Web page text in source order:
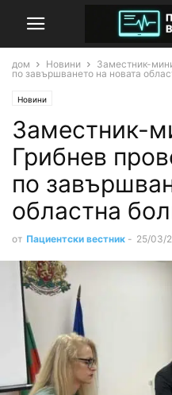
дом Новини
Заместник-
по завършването на новата
Новини
Заместник-
Грибнев
по
областна
от Пациентски вестник - 25/03/